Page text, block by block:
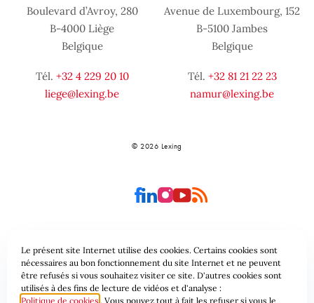
Boulevard d’Avroy, 280
B-4000 Liège
Belgique
Tél. +32 4 229 20 10
liege@lexing.be
Avenue de Luxembourg, 152
B-5100 Jambes
Belgique
Tél. +32 81 21 22 23
namur@lexing.be
© 2026 Lexing
Plan du site Conditions générales
Protection des données & Cookies
Le présent site Internet utilise des cookies. Certains cookies sont
nécessaires au bon fonctionnement du site Internet et ne peuvent
être refusés si vous souhaitez visiter ce site. D'autres cookies sont
utilisés à des fins de lecture de vidéos et d'analyse :
Politique de cookies . Vous pouvez tout à fait les refuser si vous le